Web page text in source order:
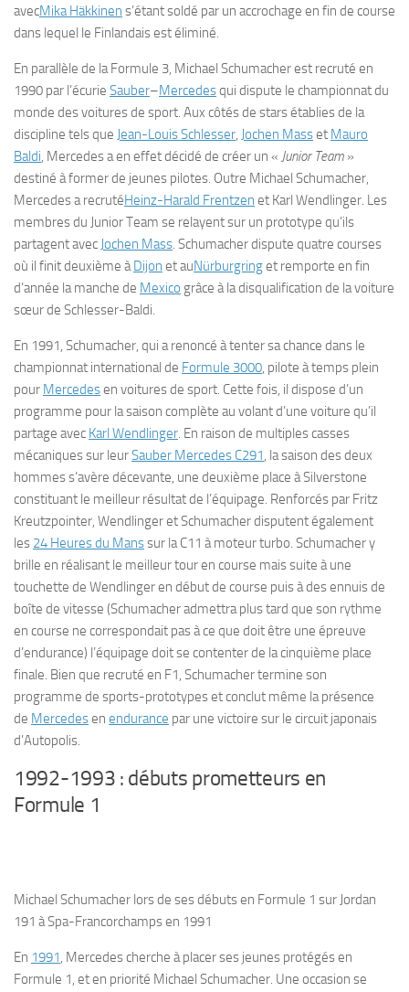
avecMika Häkkinen s’étant soldé par un accrochage en fin de course
dans lequel le Finlandais est éliminé.
En parallèle de la Formule 3, Michael Schumacher est recruté en
1990 par l’écurie Sauber–Mercedesqui dispute le championnat du
monde des voitures de sport. Aux côtés de stars établies de la
discipline tels que Jean-Louis Schlesser, Jochen Masset Mauro
Baldi, Mercedes a en effet décidé de créer un « Junior Team »
destiné à former de jeunes pilotes. Outre Michael Schumacher,
Mercedes a recrutéHeinz-Harald Frentzen et Karl Wendlinger. Les
membres du Junior Team se relayent sur un prototype qu’ils
partagent avec Jochen Mass. Schumacher dispute quatre courses
où il finit deuxième àDijon et auNürburgringet remporte en fin
d’année la manche de Mexico grâce à la disqualification de la voiture
sœur de Schlesser-Baldi.
En 1991, Schumacher, qui a renoncé à tenter sa chance dans le
championnat international de Formule 3000, pilote à temps plein
pour Mercedesen voitures de sport. Cette fois, il dispose d’un
programme pour la saison complète au volant d’une voiture qu’il
partage avec Karl Wendlinger. En raison de multiples casses
mécaniques sur leurSauber Mercedes C291, la saison des deux
hommes s’avère décevante, une deuxième place à Silverstone
constituant le meilleur résultat de l’équipage. Renforcés par Fritz
Kreutzpointer, Wendlinger et Schumacher disputent également
les 24 Heures du Manssur la C11 à moteur turbo. Schumacher y
brille en réalisant le meilleur tour en course mais suite à une
touchette de Wendlinger en début de course puis à des ennuis de
boîte de vitesse (Schumacher admettra plus tard que son rythme
en course ne correspondait pas à ce que doit être une épreuve
d’endurance) l’équipage doit se contenter de la cinquième place
finale. Bien que recruté en F1, Schumacher termine son
programme de sports-prototypes et conclut même la présence
de Mercedesen endurance par une victoire sur le circuit japonais
d’Autopolis.
1992-1993 : débuts prometteurs en
Formule 1
Michael Schumacher lors de ses débuts en Formule 1 sur Jordan
191 à Spa-Francorchamps en 1991
En 1991, Mercedes cherche à placer ses jeunes protégés en
Formule 1, et en priorité Michael Schumacher. Une occasion se